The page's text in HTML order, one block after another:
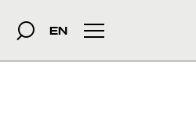
-
szukana fraza
Szukaj
EN Menu główne